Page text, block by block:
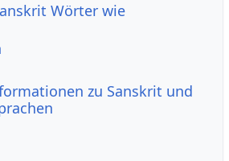
Wörter wie
zu Sanskrit und